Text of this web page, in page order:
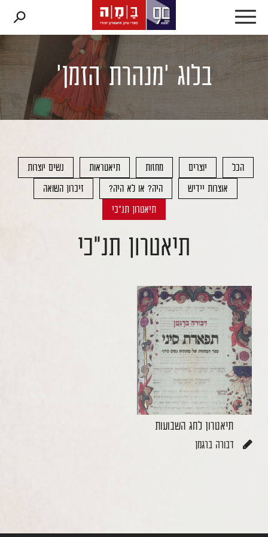
דלג לסרגל הניווט
דלג לתוכן
בלוג 'מנהרת הזמן'
הכל יוצרים מחזות תיאטראות
נשים יוצרות
אוצרות יידיש
היה? או לא היה?
זיכרון השואה
תיאטרון תנ"כי
תיאטרון תנ"כי
תיאטרון לחג השבועות
דבורה ברגמן